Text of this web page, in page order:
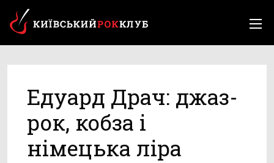
Едуард Драч: джаз-
рок, кобза і
німецька ліра